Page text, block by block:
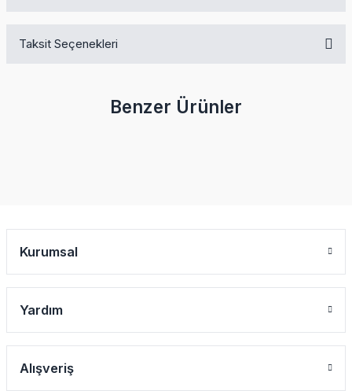
Yorum Yaz
Taksit Seçenekleri
Benzer Ürünler
Kurumsal
Yardım
Alışveriş